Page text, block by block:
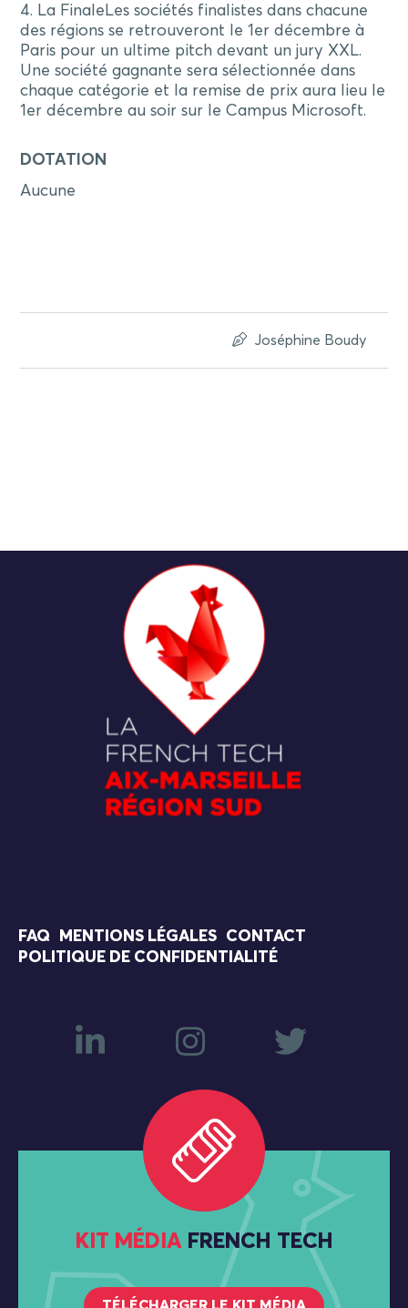
4. La Finale ​Les sociétés finalistes dans chacune
des régions se retrouveront le 1er décembre à
Paris pour un ultime pitch devant un jury XXL.
Une société gagnante sera sélectionnée dans
chaque catégorie et la remise de prix aura lieu le
1er décembre au soir sur le Campus Microsoft.
DOTATION
Aucune
Joséphine Boudy
FAQ MENTIONS LÉGALES
CONTACT
POLITIQUE DE CONFIDENTIALITÉ
KIT MÉDIA FRENCH TECH
TÉLÉCHARGER LE KIT MÉDIA